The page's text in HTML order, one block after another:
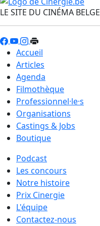
LE SITE DU CINÉMA BELGE
Accueil
Articles
Agenda
Filmothèque
Professionnel·le·s
Organisations
Castings & Jobs
Boutique
Podcast
Les concours
Notre histoire
Prix Cinergie
L'équipe
Contactez-nous